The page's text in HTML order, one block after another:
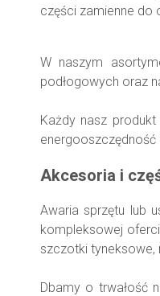
części zamienne do
W naszym
podłogowych oraz
Każdy nasz
energooszczędność
Akcesoria i
Awaria sprzętu lub
kompleksowej
szczotki tyneksowe,
Dbamy o trwałość